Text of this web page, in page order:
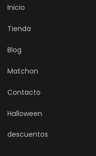
Inicio
Tienda
Blog
Matchon
Contacto
Halloween
descuentos